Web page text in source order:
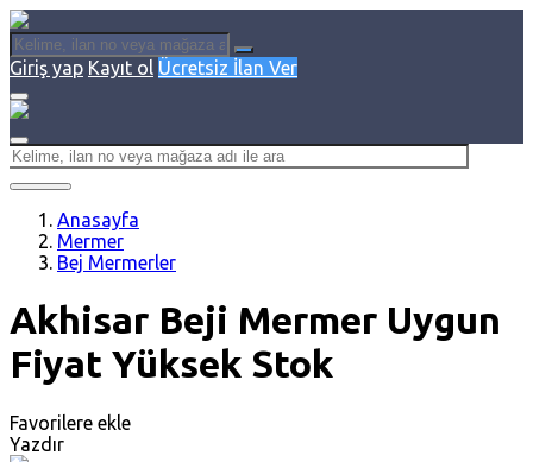
Giriş yap Kayıt ol Ücretsiz İlan Ver
Anasayfa
Mermer
Bej Mermerler
Akhisar Beji Mermer Uygun
Fiyat Yüksek Stok
Favorilere ekle
Yazdır